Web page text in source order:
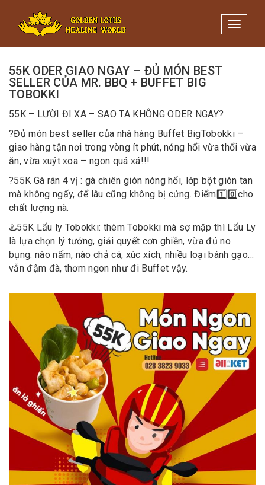
Toggle
25/03/2021 /
55K ODER GIAO NGAY – ĐỦ MÓN BEST
SELLER CỦA MR. BBQ + BUFFET BIG
TOBOKKI
55K – LƯỜI ĐI XA – SAO TA KHÔNG ODER NGAY?
?Đủ món best seller của nhà hàng Buffet BigTobokki –
giao hàng tận nơi trong vòng ít phút, nóng hổi vừa thổi vừa
ăn, vừa xuýt xoa – ngon quá xá!!!
?55K Gà rán 4 vị : gà chiên giòn nóng hổi, lớp bột giòn tan
mà không ngấy, để lâu cũng không bị cứng. Điểm1️⃣ 0️⃣cho
chất lượng nà.
♨️55K Lẩu ly Tobokki: thèm Tobokki mà sợ mập thì Lẩu Ly
là lựa chọn lý tưởng, giải quyết cơn ghiền, vừa đủ no
bụng: nào nấm, nào chả cá, xúc xích, nhiều loại bánh gạo…
vẫn đậm đà, thơm ngon như đi Buffet vậy.
Minigame Tiktok cùng Golden
Lotus nhận thưởng đến 9tr đồng.
Xem thể lệ!